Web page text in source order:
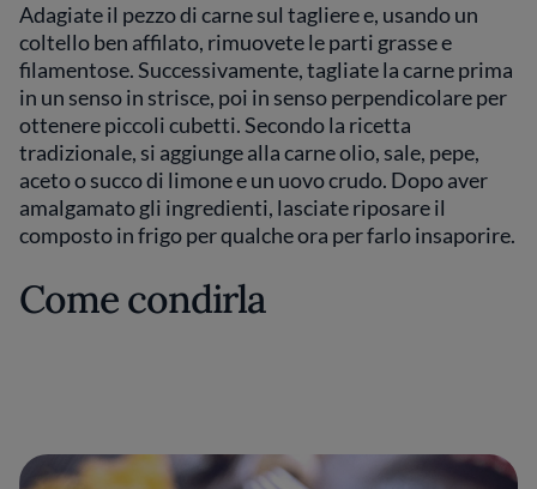
Adagiate il pezzo di carne sul tagliere e, usando un
coltello ben affilato, rimuovete le parti grasse e
filamentose. Successivamente, tagliate la carne prima
in un senso in strisce, poi in senso perpendicolare per
ottenere piccoli cubetti. Secondo la ricetta
tradizionale, si aggiunge alla carne olio, sale, pepe,
aceto o succo di limone e un uovo crudo. Dopo aver
amalgamato gli ingredienti, lasciate riposare il
composto in frigo per qualche ora per farlo insaporire.
Come condirla